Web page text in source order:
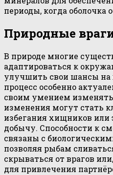
периоды, когда оболочка
Природные
В природе многие
адаптироваться к
улучшить свои шансы на
процесс особенно
своим умением изменять
изменения могут стать
избегания хищников или
добычу. Способности к
связаны с
позволяя рыбам
скрываться от врагов
для привлечения